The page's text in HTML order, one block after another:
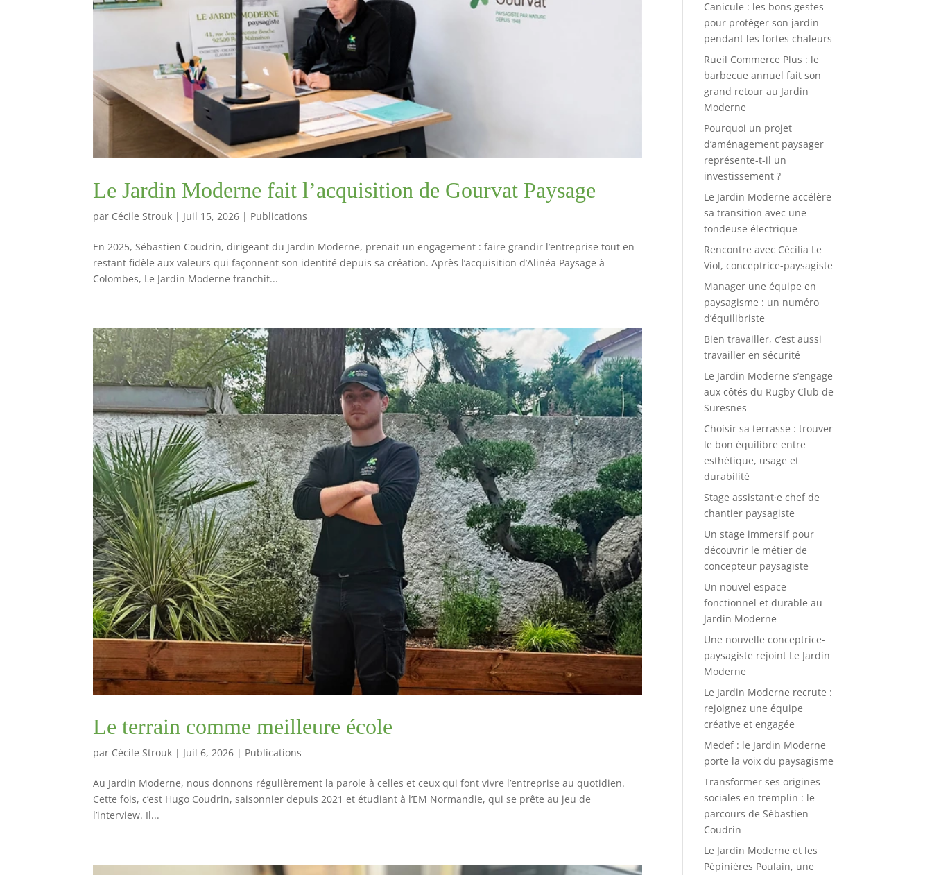
Le Jardin Moderne fait l’acquisition de Gourvat Paysage
par Cécile Strouk | Juil 15, 2026 | Publications
En 2025, Sébastien Coudrin, dirigeant du Jardin Moderne, prenait un engagement : faire grandir l’entreprise tout en
restant fidèle aux valeurs qui façonnent son identité depuis sa création. Après l’acquisition d’Alinéa Paysage à
Colombes, Le Jardin Moderne franchit...
Le terrain comme meilleure école
par Cécile Strouk | Juil 6, 2026 | Publications
Au Jardin Moderne, nous donnons régulièrement la parole à celles et ceux qui font vivre l’entreprise au quotidien.
Cette fois, c’est Hugo Coudrin, saisonnier depuis 2021 et étudiant à l’EM Normandie, qui se prête au jeu de
l’interview. Il...
Canicule : les bons gestes
pour protéger son jardin
pendant les fortes chaleurs
Rueil Commerce Plus : le
barbecue annuel fait son
grand retour au Jardin
Moderne
Pourquoi un projet
d’aménagement paysager
représente-t-il un
investissement ?
Le Jardin Moderne accélère
sa transition avec une
tondeuse électrique
Rencontre avec Cécilia Le
Viol, conceptrice-paysagiste
Manager une équipe en
paysagisme : un numéro
d’équilibriste
Bien travailler, c’est aussi
travailler en sécurité
Le Jardin Moderne s’engage
aux côtés du Rugby Club de
Suresnes
Choisir sa terrasse : trouver
le bon équilibre entre
esthétique, usage et
durabilité
Stage assistant·e chef de
chantier paysagiste
Un stage immersif pour
découvrir le métier de
concepteur paysagiste
Un nouvel espace
fonctionnel et durable au
Jardin Moderne
Une nouvelle conceptrice-
paysagiste rejoint Le Jardin
Moderne
Le Jardin Moderne recrute :
rejoignez une équipe
créative et engagée
Medef : le Jardin Moderne
porte la voix du paysagisme
Transformer ses origines
sociales en tremplin : le
parcours de Sébastien
Coudrin
Le Jardin Moderne et les
Pépinières Poulain, une